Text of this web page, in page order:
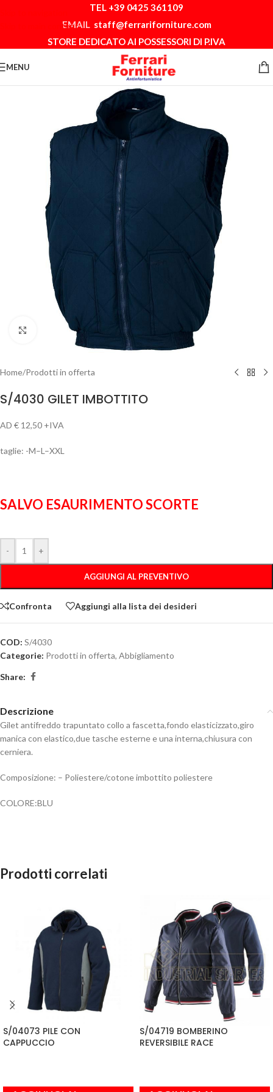
Skip to main content
TEL +39 0425 361109
EMAIL staff@ferrariforniture.com
STORE DEDICATO AI POSSESSORI DI P.IVA
MENU
Clicca per ingrandire
Home/Prodotti in offerta
S/4030 GILET IMBOTTITO
AD € 12,50 +IVA
taglie: -M–L–XXL
SALVO ESAURIMENTO SCORTE
- +
AGGIUNGI AL PREVENTIVO
Confronta Aggiungi alla lista dei desideri
COD: S/4030
Categorie: Prodotti in offerta, Abbigliamento
Share:
Descrizione
Gilet antifreddo trapuntato collo a fascetta,fondo elasticizzato,giro
manica con elastico,due tasche esterne e una interna,chiusura con
cerniera.
Composizione: – Poliestere/cotone imbottito poliestere
COLORE:BLU
Prodotti correlati
S/04073 PILE CON
CAPPUCCIO
S/04719 BOMBERINO
REVERSIBILE RACE